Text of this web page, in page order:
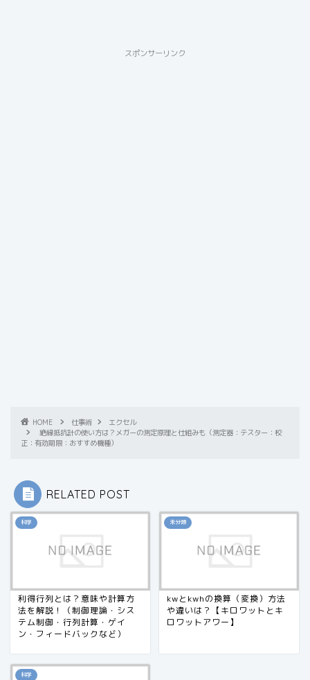
スポンサーリンク
HOME 仕事術
エクセル
絶縁抵抗計の使い方は？メガーの測定原理と仕組みも（測定器：テスター：校
正：有効期限：おすすめ機種）
RELATED POST
科学
利得行列とは？意味や計算方
法を解説！（制御理論・シス
テム制御・行列計算・ゲイ
ン・フィードバックなど）
未分類
kwとkwhの換算（変換）方法
や違いは？【キロワットとキ
ロワットアワー】
科学